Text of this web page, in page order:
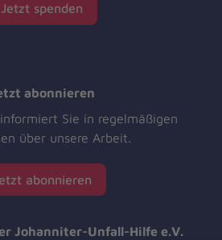
Jetzt spenden
abonnieren
Sie in regelmäßigen
über unsere Arbeit.
abonnieren
Johanniter-Unfall-Hilfe e.V.